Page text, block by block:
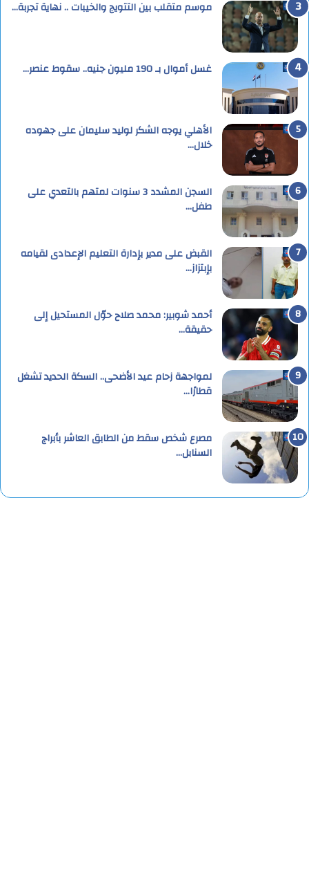
موسم متقلب بين التتويج والخيبات .. نهاية تجربة…
غسل أموال بـ 190 مليون جنيه.. سقوط عنصر…
الأهلي يوجه الشكر لوليد سليمان على جهوده
خلال…
السجن المشدد 3 سنوات لمتهم بالتعدي على
طفل…
القبض على مدير بإدارة التعليم الإعدادى لقيامه
بإبتزاز…
أحمد شوبير: محمد صلاح حوّل المستحيل إلى
حقيقة…
لمواجهة زحام عيد الأضحى.. السكة الحديد تشغل
قطارًا…
مصرع شخص سقط من الطابق العاشر بأبراج
السنابل…